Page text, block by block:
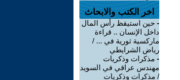
اخر الكتب والابحاث
- حين استيقظ رأس المال
داخل الإنسان .. قراءة
ماركسية ثورية في ... /
رياض الشرايطي
- مذكرات وذكريات
مهندس عراقي في السويد
/ مذكرات وذكريات